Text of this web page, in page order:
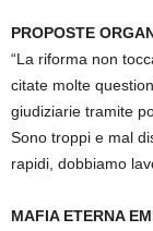
PROPOSTE
“La riforma non
citate molte
giudiziarie tramite
Sono troppi e mal
rapidi, dobbiamo
MAFIA ETERNA